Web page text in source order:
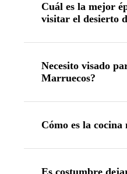
Cuál es la mejor
visitar el desierto
Necesito visado
Marruecos?
Cómo es la